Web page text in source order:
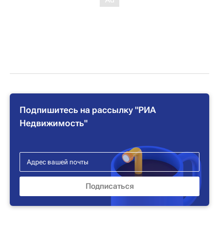
Подпишитесь на рассылку "РИА
Недвижимость"